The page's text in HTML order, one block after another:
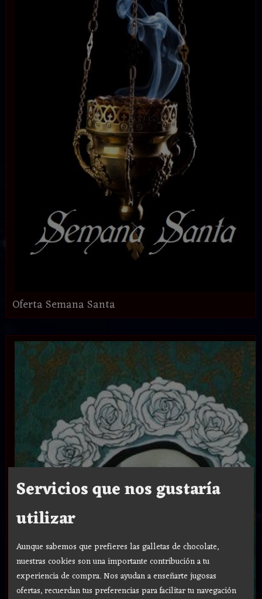
Oferta Semana Santa
Servicios que nos gustaría
utilizar
Aunque sabemos que prefieres las galletas de chocolate,
nuestras cookies son una importante contribución a tu
experiencia de compra. Nos ayudan a enseñarte jugosas
ofertas, recuerdan tus preferencias para facilitar tu navegación